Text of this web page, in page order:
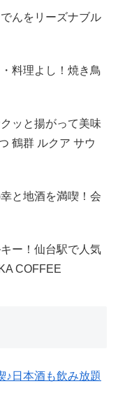
んをリーズナブル
料理よし！焼き鳥
ッと揚がって美味
鶴群 ルクア サウ
と地酒を満喫！会
ー！仙台駅で人気
COFFEE
♪日本酒も飲み放題